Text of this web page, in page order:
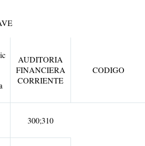
AUDITORIA
FINANCIERA
CORRIENTE
CODIGO
300;310